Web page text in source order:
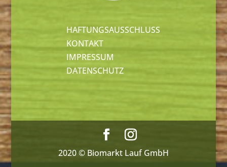
HAFTUNGSAUSSCHLUSS
KONTAKT
IMPRESSUM
DATENSCHUTZ
2020 © Biomarkt Lauf GmbH